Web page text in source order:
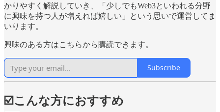
かりやすく解説していき、「少しでもWeb3といわれる分野
に興味を持つ人が増えれば嬉しい」という思いで運営してま
いります。
興味のある方はこちらから購読できます。
Subscribe
☑️こんな方におすすめ